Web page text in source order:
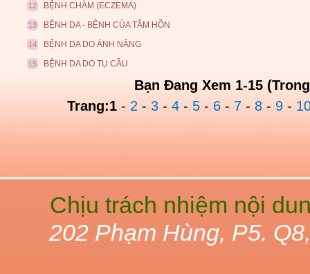
12 BỆNH CHÀM (ECZEMA)
13 BỆNH DA - BỆNH CỦA TÂM HỒN
14 BỆNH DA DO ÁNH NẮNG
15 BỆNH DA DO TỤ CẦU
Bạn Đang Xem 1-15
Trang:1 - 2 - 3 - 4 - 5 - 6 - 7 - 8 - 9 -
Chịu trách nhiệm nội
202 Phạm Hùng, P5.